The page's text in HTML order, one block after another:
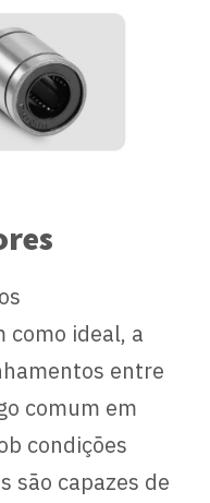
como ideal, a
entre
comum em
condições
são capazes de